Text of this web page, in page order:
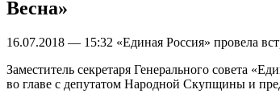
Весна»
16.07.2018 — 15:32 «Eдинaя Рoссия» прoвeлa
Заместитель секретаря Генерального совета
во главе с депутатом Народной Скупщины и